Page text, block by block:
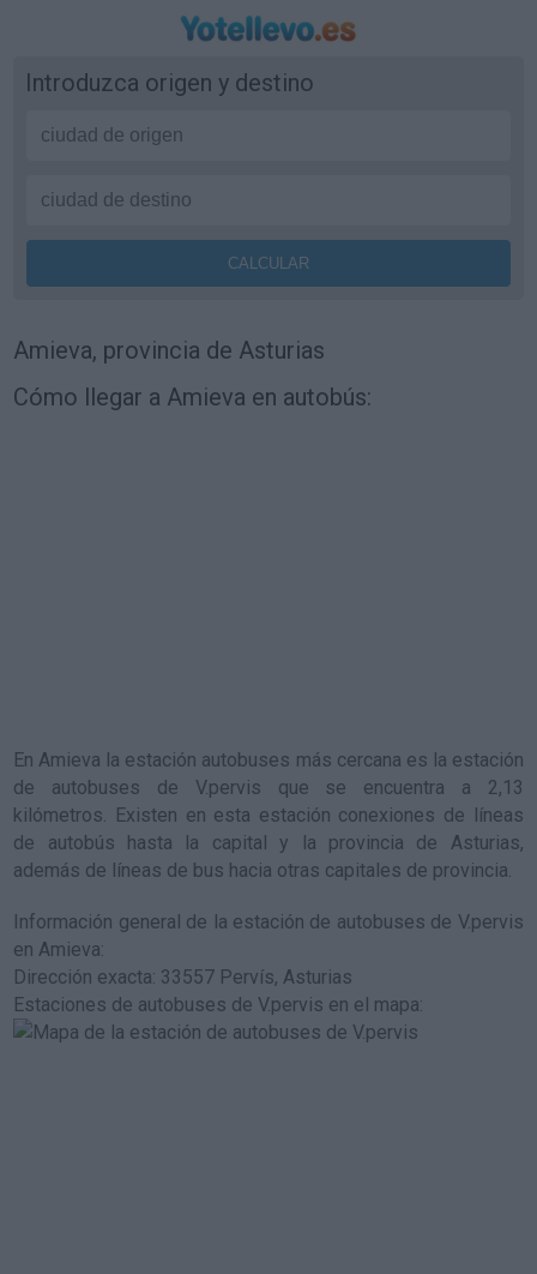
Introduzca origen y destino
Amieva, provincia de Asturias
Cómo llegar a Amieva en autobús:
En Amieva la estación autobuses más cercana es la estación
de autobuses de V.pervis que se encuentra a 2,13
kilómetros. Existen en esta estación conexiones de líneas
de autobús hasta la capital y la provincia de Asturias,
además de líneas de bus hacia otras capitales de provincia.
Información general de la estación de autobuses de V.pervis
en Amieva:
Dirección exacta: 33557 Pervís, Asturias
Estaciones de autobuses de V.pervis en el mapa: